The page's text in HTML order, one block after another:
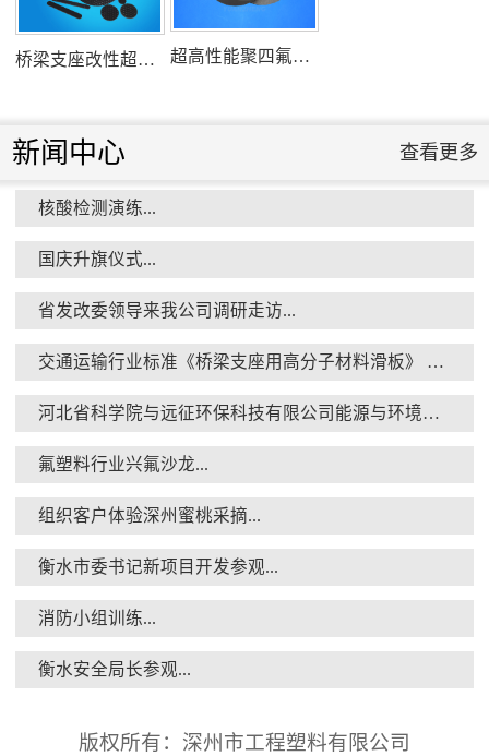
组织客户体验深州蜜桃采摘...
衡水市委书记新项目开发参观...
消防小组训练...
桥梁支座改性超高分子量聚乙烯滑板 超高性能聚四氟乙烯滑板
新闻中心 查看更多
核酸检测演练...
国庆升旗仪式...
省发改委领导来我公司调研走访...
交通运输行业标准《桥梁支座用高分子材料滑板》 送审稿审查会在京召开...
河北省科学院与远征环保科技有限公司能源与环境新材料成果转化基地签约暨揭牌仪式...
氟塑料行业兴氟沙龙...
组织客户体验深州蜜桃采摘...
衡水市委书记新项目开发参观...
消防小组训练...
衡水安全局长参观...
版权所有：深州市工程塑料有限公司